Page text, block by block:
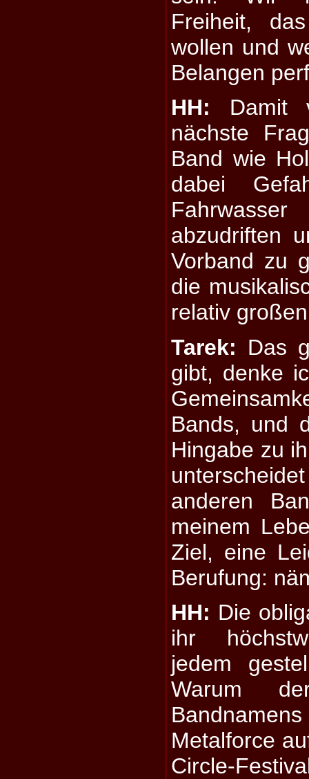
Freiheit,
wollen und
Belangen
HH: Damit
nächste
Band wie
dabei
abzudriften
Vorband zu
die
relativ
Tarek: Das
gibt, denke
Bands, und
Hingabe zu
anderen
meinem
Ziel, eine
Berufung:
HH: Die
ihr
jedem
Warum
Metalforce
Circle-